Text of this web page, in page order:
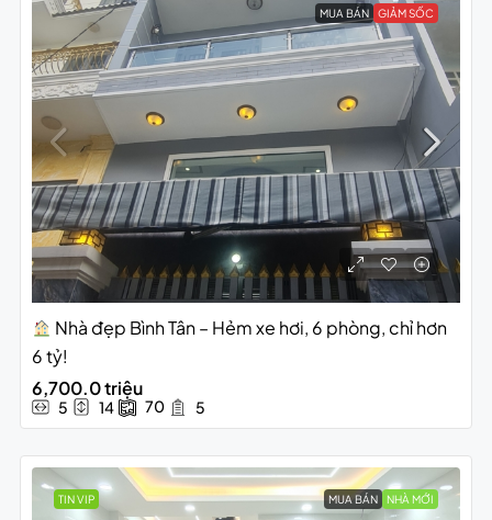
MUA BÁN GIẢM SỐC
Nhà đẹp Bình Tân – Hẻm xe hơi, 6 phòng, chỉ hơn
6 tỷ!
6,700.0 triệu
5 14 70 5
TIN VIP MUA BÁN NHÀ MỚI